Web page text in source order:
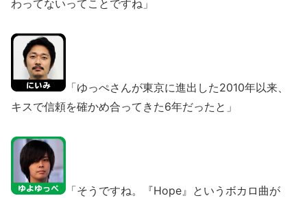
わってないってことですね」
「ゆっぺさんが東京に進出した2010年以来、
キスで信頼を確かめ合ってきた6年だったと」
「そうですね。『Hope』というボカロ曲が